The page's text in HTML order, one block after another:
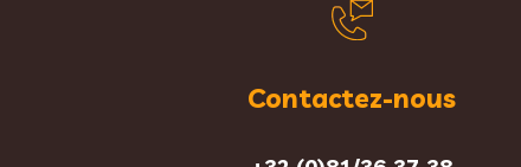
Contactez-nous